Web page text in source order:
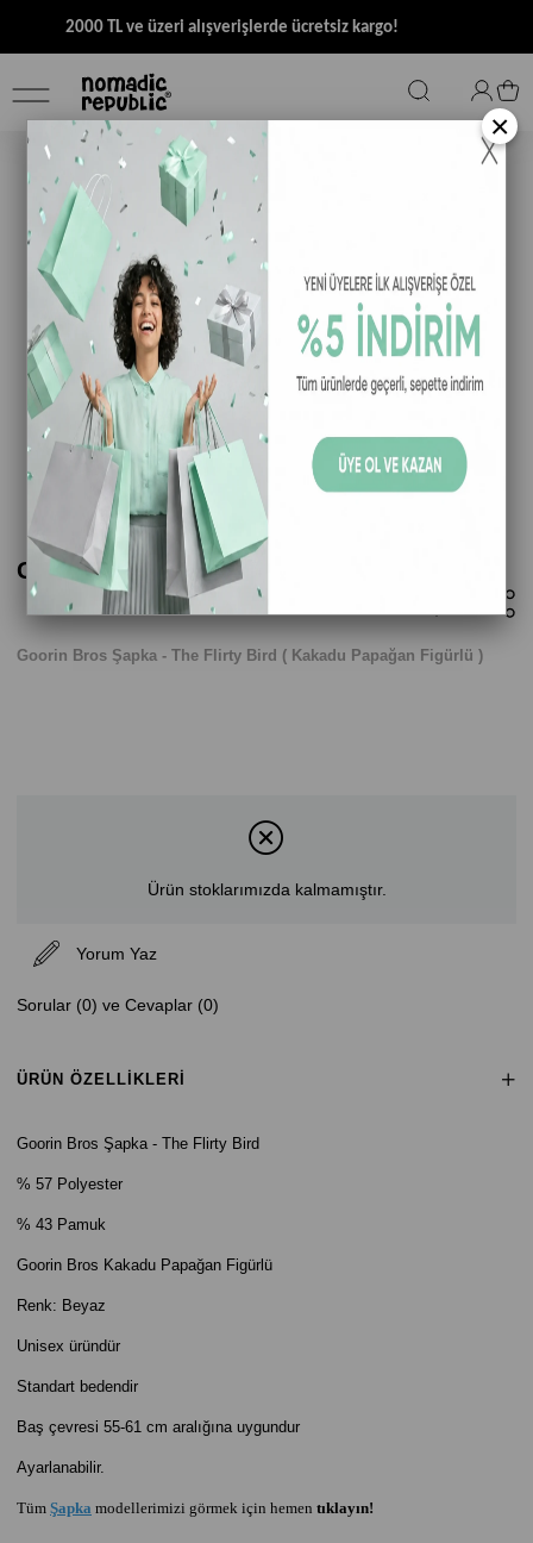
2000 TL ve üzeri alışverişlerde ücretsiz kargo!
Goorin Bros Şapka - The Flirty Bird
Goorin Bros Şapka - The Flirty Bird ( Kakadu Papağan Figürlü )
Ürün stoklarımızda kalmamıştır.
Yorum Yaz
Sorular (0) ve Cevaplar (0)
ÜRÜN ÖZELLIKLERI
Goorin Bros Şapka - The Flirty Bird
% 57 Polyester
% 43 Pamuk
Goorin Bros Kakadu Papağan Figürlü
Renk: Beyaz
Unisex üründür
Standart bedendir
Baş çevresi 55-61 cm aralığına uygundur
Ayarlanabilir.
Tüm Şapka modellerimizi görmek için hemen tıklayın!
×